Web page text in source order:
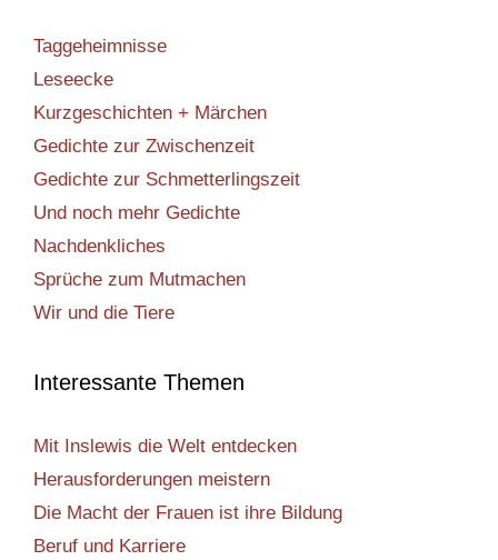
Taggeheimnisse
Leseecke
Kurzgeschichten + Märchen
Gedichte zur Zwischenzeit
Gedichte zur Schmetterlingszeit
Und noch mehr Gedichte
Nachdenkliches
Sprüche zum Mutmachen
Wir und die Tiere
Interessante Themen
Mit Inslewis die Welt entdecken
Herausforderungen meistern
Die Macht der Frauen ist ihre Bildung
Beruf und Karriere